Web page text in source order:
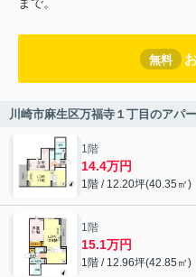
まで。
無料
川崎市麻生区万福寺１丁目のアパ
1階
14.4万円
1階 / 12.20坪(40.35㎡)
1階
15.1万円
1階 / 12.96坪(42.85㎡)